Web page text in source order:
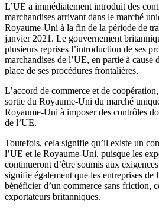
L’UE a immédiatement introduit des
marchandises arrivant dans le marché
Royaume-Uni à la fin de la période de
janvier 2021. Le gouvernement
plusieurs reprises l’introduction de ses
marchandises de l’UE, en partie à cause
place de ses procédures frontalières.
L’accord de commerce et de
sortie du Royaume-Uni du marché
Royaume-Uni à imposer des contrôles
de l’UE.
Toutefois, cela signifie qu’il existe un
l’UE et le Royaume-Uni, puisque les
continueront d’être soumis aux
signifie également que les entreprises de
bénéficier d’un commerce sans friction,
exportateurs britanniques.